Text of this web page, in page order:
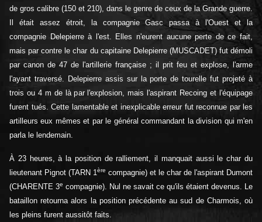
de gros calibre (150 et 210), dans le genre de ceux de la Grande guerre.
Il était assez étroit, la compagnie Gasc passa à l'Ouest et la
compagnie Delepierre à l'est. Elles n'eurent aucune perte de ce fait,
mais par contre le char du capitaine Delepierre (MUSCADET) fut démoli
par canon de 47 de l'artillerie française ; il prit feu et explose, l'arme
l'ayant traversé. Delepierre assis sur la porte de tourelle fut projeté à
trois ou 4 m de là par l'explosion, mais l'aspirant Recoing et l'équipage
furent tués. Cette lamentable et inexplicable erreur fut reconnue par les
artilleurs eux mêmes et par le général commandant la division qui m'en
parla le lendemain.
À 23 heures, à la position de ralliement, il manquait aussi le char du
lieutenant Pignot (TARN 1ère compagnie) et le char de l'aspirant Dumont
(CHARENTE 3e compagnie). Nul ne savait ce qu'ils étaient devenus. Le
bataillon retourna alors la position précédente au sud de Charmois, où
les pleins furent aussitôt faits.